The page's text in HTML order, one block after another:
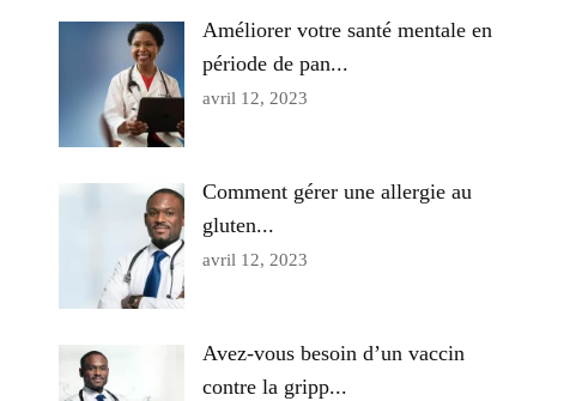
Améliorer votre santé mentale en
période de pan...
avril 12, 2023
Comment gérer une allergie au
gluten...
avril 12, 2023
Avez-vous besoin d’un vaccin
contre la gripp...